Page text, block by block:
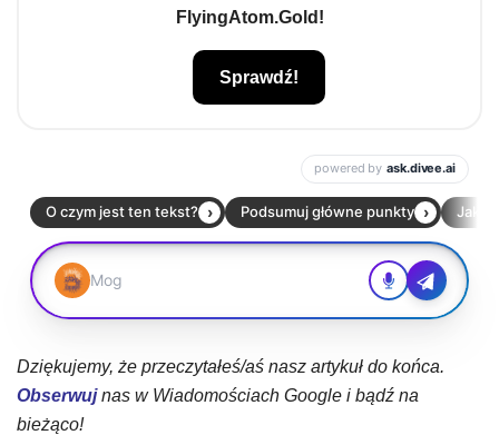
FlyingAtom.Gold!
Sprawdź!
Dziękujemy, że przeczytałeś/aś nasz artykuł do końca.
Obserwujnas w Wiadomościach Google i bądź na
bieżąco!